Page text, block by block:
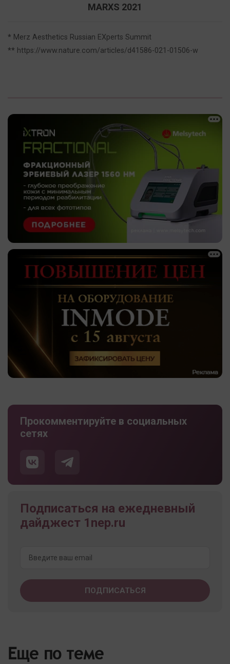
MARXS 2021
* Merz Aesthetics Russian EXperts Summit
** https://www.nature.com/articles/d41586-021-01506-w
Прокомментируйте в социальных
сетях
Подписаться на ежедневный
дайджест 1nep.ru
Еще по теме